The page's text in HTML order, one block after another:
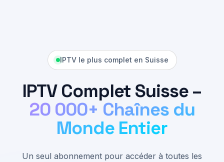
IPTV le plus complet en Suisse
IPTV Complet Suisse –
20 000+ Chaînes du
Monde Entier
Un seul abonnement pour accéder à toutes les